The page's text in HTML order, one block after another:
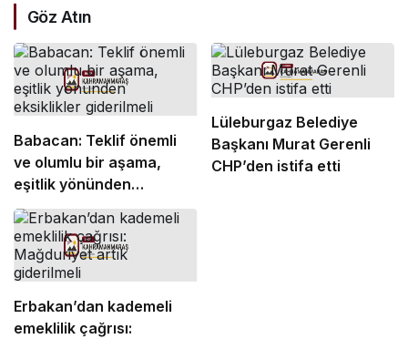
Göz Atın
Babacan: Teklif önemli
ve olumlu bir aşama,
eşitlik yönünden
eksiklikler giderilmeli
Lüleburgaz Belediye
Başkanı Murat Gerenli
CHP’den istifa etti
Erbakan’dan kademeli
emeklilik çağrısı: